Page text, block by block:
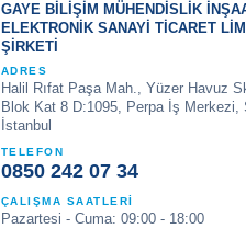
GAYE BİLİŞİM MÜHENDİSLİK
ELEKTRONİK SANAYİ TİCARET
ŞİRKETİ
ADRES
Halil Rıfat Paşa Mah., Yüzer Havuz
Blok Kat 8 D:1095, Perpa İş Merkezi,
İstanbul
TELEFON
0850 242 07 34
ÇALIŞMA SAATLERİ
Pazartesi - Cuma: 09:00 - 18:00